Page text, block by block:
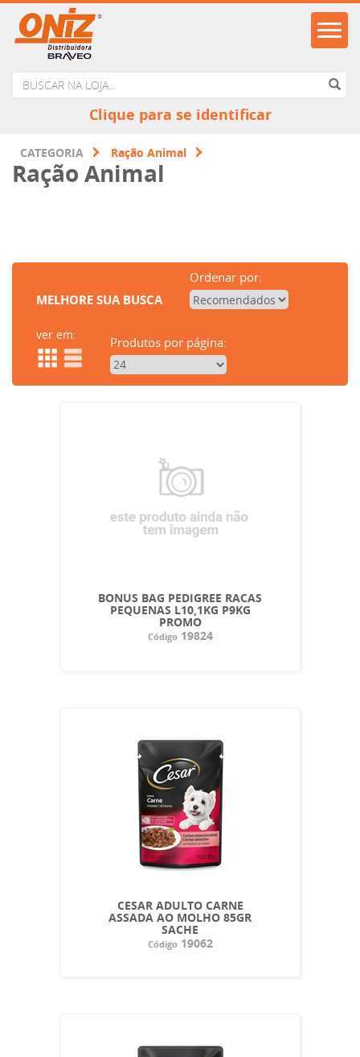
Clique para se identificar
CATEGORIA Ração Animal
Ração Animal
MELHORE SUA BUSCA
Ordenar por:
ver em: Produtos por página:
BONUS BAG PEDIGREE RACAS
PEQUENAS L10,1KG P9KG
PROMO
Código19824
CESAR ADULTO CARNE
ASSADA AO MOLHO 85GR
SACHE
Código19062